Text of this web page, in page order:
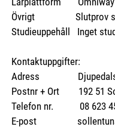
Lärplattform Omniway
Övrigt Slutprov
Studieuppehåll Inget
Kontaktuppgifter:
Adress
Postnr + Ort 192 51
Telefon nr. 08 623
E-post